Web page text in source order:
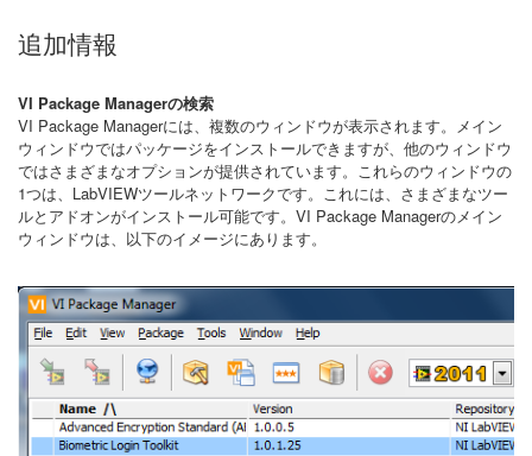
追加情報
VI Package Managerの検索
VI Package Managerには、複数のウィンドウが表示されます。メイン
ウィンドウではパッケージをインストールできますが、他のウィンドウ
ではさまざまなオプションが提供されています。これらのウィンドウの
1つは、LabVIEWツールネットワークです。これには、さまざまなツー
ルとアドオンがインストール可能です。VI Package Managerのメイン
ウィンドウは、以下のイメージにあります。